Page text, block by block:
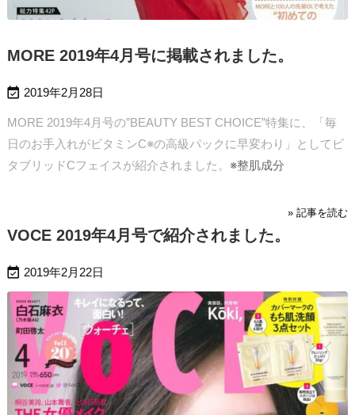
MORE 2019年4月号に掲載されました。
 2019年2月28日
MORE 2019年4月号の”BEAUTY BEST CHOICE”特集に、「毎
日のお手入れがビタミンC※の高級パックに早変わり」としてビ
タブリッドCフェイスが紹介されました。 ※整肌成分
» 記事を読む
VOCE 2019年4月号で紹介されました。
 2019年2月22日